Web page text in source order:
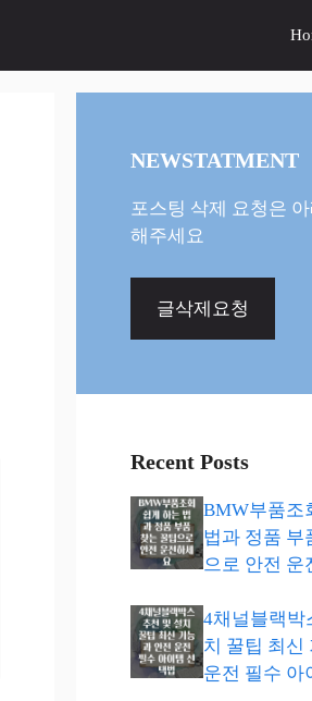
NEWSTATMENT
포스팅 삭제 요청은
해주세요
글삭제요청
Recent Posts
BMW부품조
법과 정품 부
으로 안전 운
4채널블랙박
치 꿀팁 최신
운전 필수 아